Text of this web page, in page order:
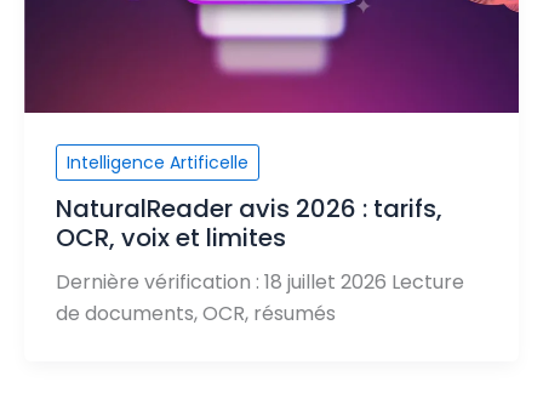
Intelligence Artificelle
NaturalReader avis 2026 : tarifs,
OCR, voix et limites
Dernière vérification : 18 juillet 2026 Lecture
de documents, OCR, résumés